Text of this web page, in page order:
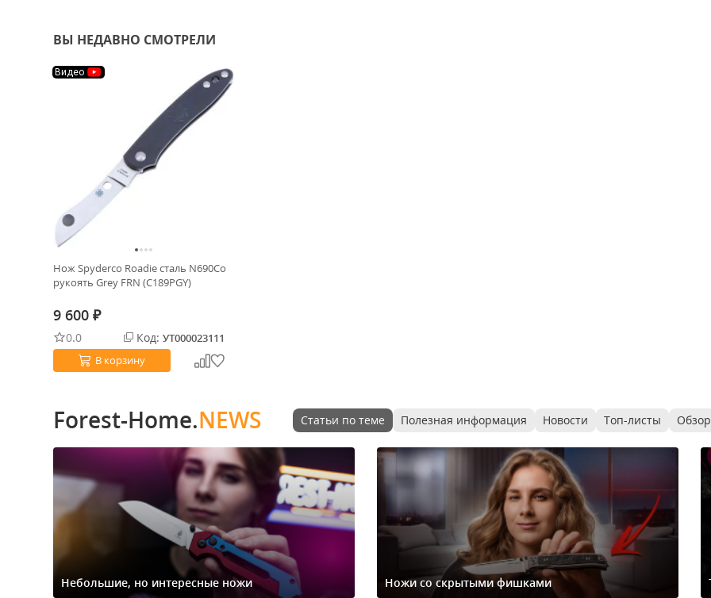
ВЫ НЕДАВНО СМОТРЕЛИ
Видео
Нож Spyderco Roadie cталь N690Co
рукоять Grey FRN (C189PGY)
9 600 ₽
0.0 Код: УТ000023111
В корзину
Forest-Home.NEWS Статьи по теме Полезная информация Новости Топ-листы
Небольшие, но интересные ножи Ножи со скрытыми фишками